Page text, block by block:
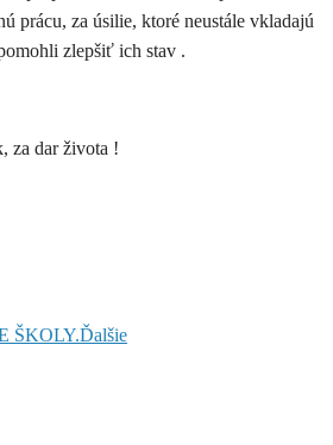
prácu, za úsilie, ktoré neustále vkladajú
zlepšiť ich stav .
za dar života !
ŠKOLY.Ďalšie